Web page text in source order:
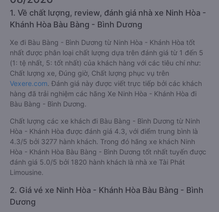
1. Về chất lượng, review, đánh giá nhà xe Ninh Hòa -
Khánh Hòa Bàu Bàng - Bình Dương
Xe đi Bàu Bàng - Bình Dương từ Ninh Hòa - Khánh Hòa tốt
nhất được phân loại chất lượng dựa trên đánh giá từ 1 đến 5
(1: tệ nhất, 5: tốt nhất) của khách hàng với các tiêu chí như:
Chất lượng xe, Đúng giờ, Chất lượng phục vụ trên
Vexere.com. Đánh giá này được viết trực tiếp bởi các khách
hàng đã trải nghiệm các hãng Xe Ninh Hòa - Khánh Hòa đi
Bàu Bàng - Bình Dương.
Chất lượng các xe khách đi Bàu Bàng - Bình Dương từ Ninh
Hòa - Khánh Hòa được đánh giá 4.3, với điểm trung bình là
4.3/5 bởi 3277 hành khách. Trong đó hãng xe khách Ninh
Hòa - Khánh Hòa Bàu Bàng - Bình Dương tốt nhất tuyến được
đánh giá 5.0/5 bởi 1820 hành khách là nhà xe Tài Phát
Limousine.
2. Giá vé xe Ninh Hòa - Khánh Hòa Bàu Bàng - Bình
Dương